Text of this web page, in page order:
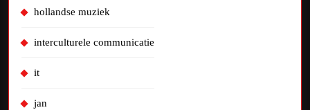
hollandse muziek
interculturele communicatie
it
jan